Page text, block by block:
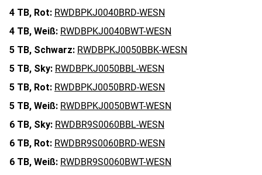
4 TB, Rot: RWDBPKJ0040BRD-WESN
4 TB, Weiß: RWDBPKJ0040BWT-WESN
5 TB, Schwarz: RWDBPKJ0050BBK-WESN
5 TB, Sky: RWDBPKJ0050BBL-WESN
5 TB, Rot: RWDBPKJ0050BRD-WESN
5 TB, Weiß: RWDBPKJ0050BWT-WESN
6 TB, Sky: RWDBR9S0060BBL-WESN
6 TB, Rot: RWDBR9S0060BRD-WESN
6 TB, Weiß: RWDBR9S0060BWT-WESN